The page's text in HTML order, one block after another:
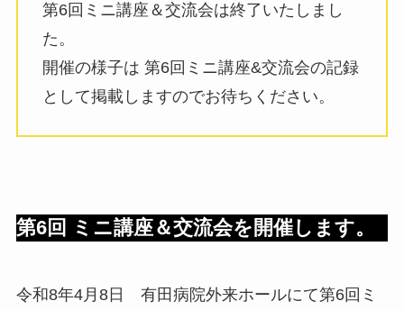
第6回ミニ講座＆交流会は終了いたしまし
た。
開催の様子は 第6回ミニ講座&交流会の記録
として掲載しますのでお待ちください。
第6回 ミニ講座＆交流会を開催します。
令和8年4月8日 有田病院外来ホールにて第6回ミ